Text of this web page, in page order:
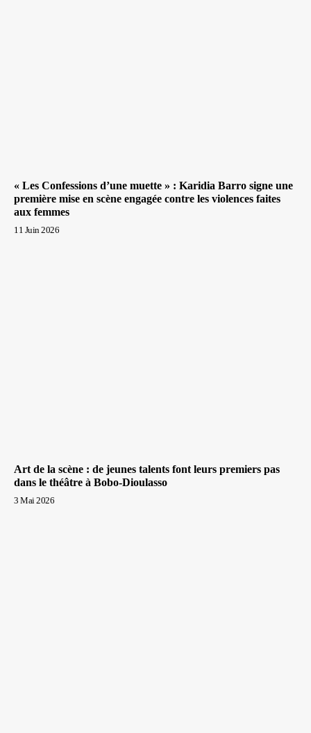
« Les Confessions d’une muette » : Karidia Barro signe une
première mise en scène engagée contre les violences faites
aux femmes
11 Juin 2026
Art de la scène : de jeunes talents font leurs premiers pas
dans le théâtre à Bobo-Dioulasso
3 Mai 2026